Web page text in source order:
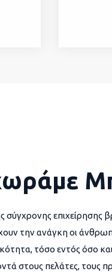
σύγχρονης επιχείρησης
την ανάγκη οι
τόσο εντός όσο
στους πελάτες, τους